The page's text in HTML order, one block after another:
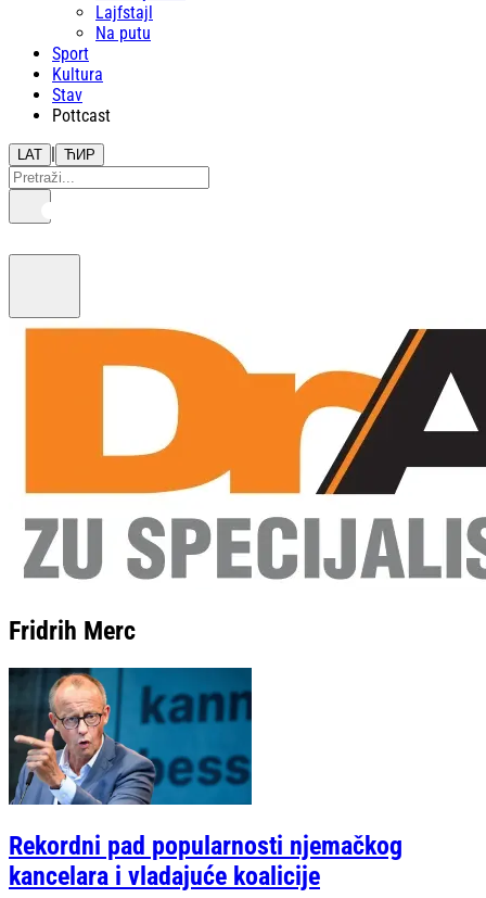
Lajfstajl
Na putu
Sport
Kultura
Stav
Pottcast
LAT | ЋИР
Fridrih Merc
Rekordni pad popularnosti njemačkog
kancelara i vladajuće koalicije